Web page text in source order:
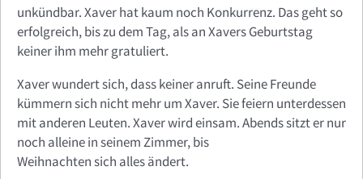
unkündbar. Xaver hat kaum noch Konkurrenz. Das geht so
erfolgreich, bis zu dem Tag, als an Xavers Geburtstag
keiner ihm mehr gratuliert.
Xaver wundert sich, dass keiner anruft. Seine Freunde
kümmern sich nicht mehr um Xaver. Sie feiern unterdessen
mit anderen Leuten. Xaver wird einsam. Abends sitzt er nur
noch alleine in seinem Zimmer, bis
Weihnachten sich alles ändert.